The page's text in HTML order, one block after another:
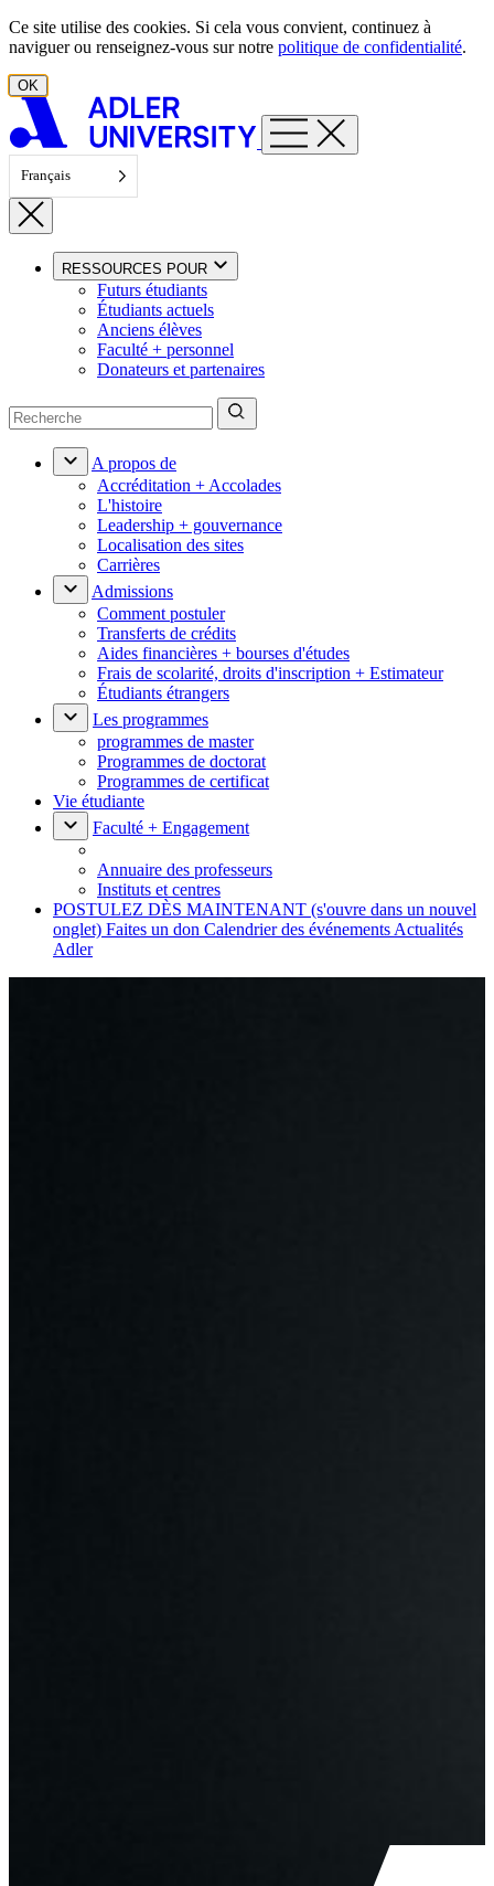
Aller au contenu
Ce site utilise des cookies. Si cela vous convient, continuez à
naviguer ou renseignez-vous sur notre politique de confidentialité.
OK
Français
RESSOURCES POUR
Futurs étudiants
Étudiants actuels
Anciens élèves
Faculté + personnel
Donateurs et partenaires
A propos de
Accréditation + Accolades
L'histoire
Leadership + gouvernance
Localisation des sites
Carrières
Admissions
Comment postuler
Transferts de crédits
Aides financières + bourses d'études
Frais de scolarité, droits d'inscription + Estimateur
Étudiants étrangers
Les programmes
programmes de master
Programmes de doctorat
Programmes de certificat
Vie étudiante
Faculté + Engagement
Annuaire des professeurs
Instituts et centres
POSTULEZ DÈS MAINTENANT (s'ouvre dans un nouvel
onglet) Faites un don Calendrier des événements Actualités
Adler